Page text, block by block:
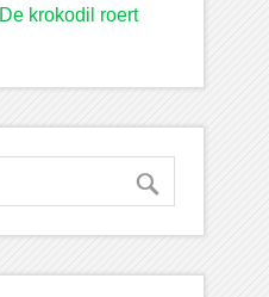
De krokodil roert